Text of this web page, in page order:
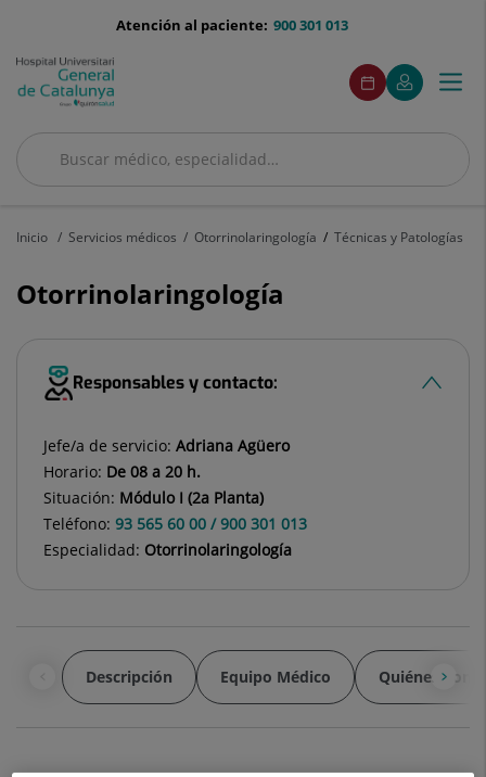
menu-
900 301 013
Atención al paciente:
Buscar
Buscar
menuAcceso
Pedir
cita
Este
enlace
se
en
Mi
Quirónsalud
Este
enlace
se
en
ventana
Menú
Inicio Servicios médicos Otorrinolaringología Técnicas y Patologías
Otorrinolaringología
Responsables y contacto:
Jefe/a de servicio: Adriana Agüero
Horario: De 08 a 20 h.
Situación: Módulo I (2a Planta)
Teléfono: 93 565 60 00 / 900 301 013
Especialidad: Otorrinolaringología
Descripción Equipo Médico Quiénes